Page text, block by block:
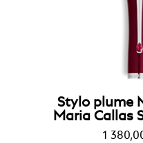
Stylo plume
Maria Callas
1